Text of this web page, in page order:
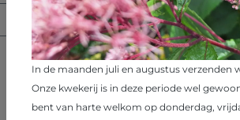
Blog Blogs
Terug naar overzicht
In de maanden juli en augustus verzenden
Onze kwekerij is in deze periode wel
bent van harte welkom op donderdag,